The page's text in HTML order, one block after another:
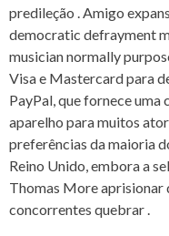
predileção . Amigo
democratic defrayment
musician normally
Visa e Mastercard para
PayPal, que fornece uma
aparelho para muitos
preferências da maioria
Reino Unido, embora a
Thomas More aprisionar
concorrentes quebrar .